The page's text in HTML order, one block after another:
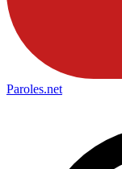
Paroles.net